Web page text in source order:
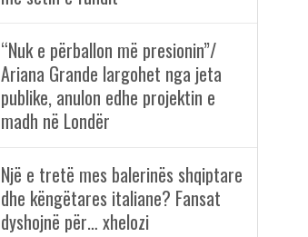
“Nuk e përballon më presionin”/
Ariana Grande largohet nga jeta
publike, anulon edhe projektin e
madh në Londër
Një e tretë mes balerinës shqiptare
dhe këngëtares italiane? Fansat
dyshojnë për… xhelozi